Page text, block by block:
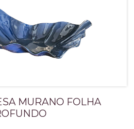
MURANO FOLHA